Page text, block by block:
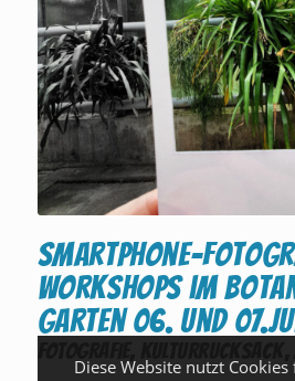
Smartphone-
Workshops im
Garten 06. und
Diese Website nutzt